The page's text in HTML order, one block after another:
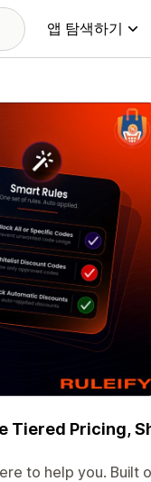
앱 탐색하기
Pricing,
to help you. Built